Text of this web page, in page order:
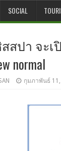
SOCIAL
สปา จะ
normal
กุมภาพันธ์